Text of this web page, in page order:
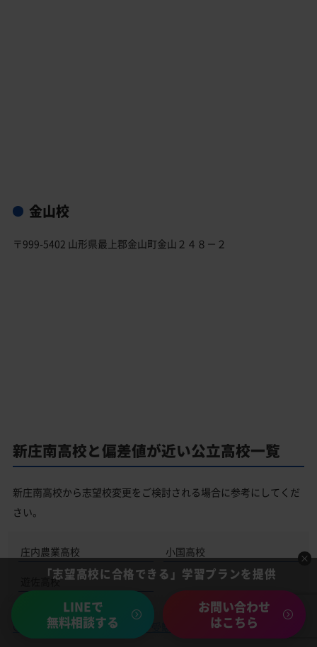
金山校
〒999-5402 山形県最上郡金山町金山２４８－２
新庄南高校と偏差値が近い公立高校一覧
新庄南高校から志望校変更をご検討される場合に参考にしてくだ
さい。
庄内農業高校 小国高校
遊佐高校
山形県の公立高校受験情報・受験対策はこちら
「志望高校に合格できる」学習プランを提供
LINEで
無料相談する
お問い合わせ
はこちら